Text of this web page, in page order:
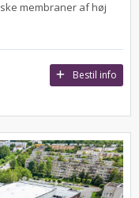
membraner af høj
Bestil info